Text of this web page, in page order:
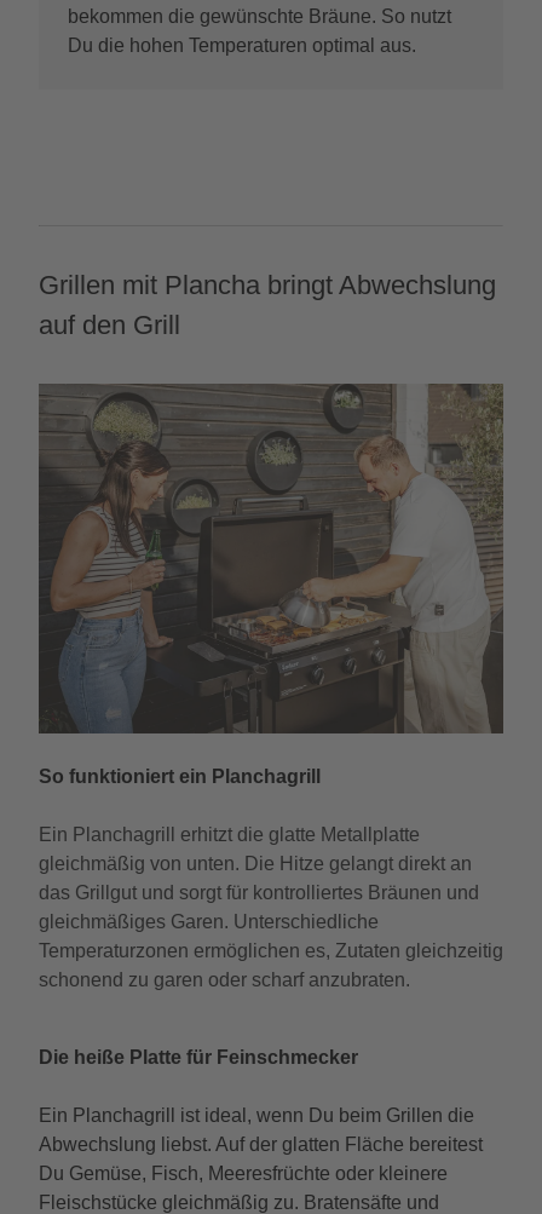
bekommen die gewünschte Bräune. So nutzt
Du die hohen Temperaturen optimal aus.
Grillen mit Plancha bringt Abwechslung
auf den Grill
So funktioniert ein Planchagrill
Ein Planchagrill erhitzt die glatte Metallplatte
gleichmäßig von unten. Die Hitze gelangt direkt an
das Grillgut und sorgt für kontrolliertes Bräunen und
gleichmäßiges Garen. Unterschiedliche
Temperaturzonen ermöglichen es, Zutaten gleichzeitig
schonend zu garen oder scharf anzubraten.
Die heiße Platte für Feinschmecker
Ein Planchagrill ist ideal, wenn Du beim Grillen die
Abwechslung liebst. Auf der glatten Fläche bereitest
Du Gemüse, Fisch, Meeresfrüchte oder kleinere
Fleischstücke gleichmäßig zu. Bratensäfte und